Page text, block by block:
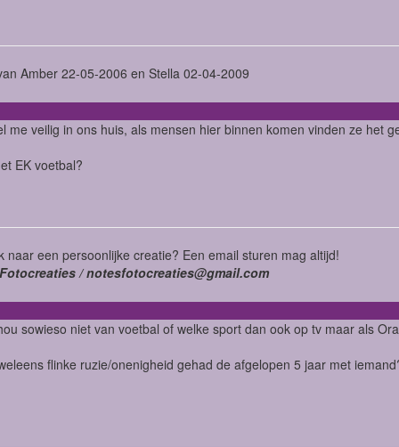
Amber 22-05-2006 en Stella 02-04-2009
me veilig in ons huis, als mensen hier binnen komen vinden ze het
EK voetbal?
naar een persoonlijke creatie? Een email sturen mag altijd!
/ notesfotocreaties@gmail.com
sowieso niet van voetbal of welke sport dan ook op tv maar als
flinke ruzie/onenigheid gehad de afgelopen 5 jaar met